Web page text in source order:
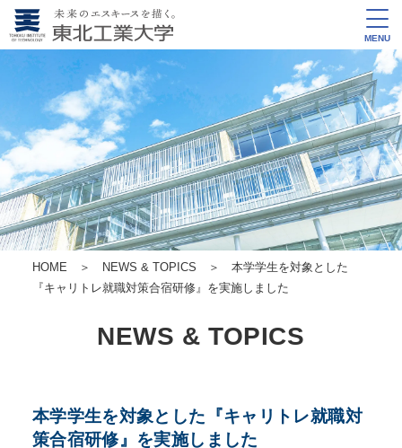
MENU
HOME ＞ NEWS & TOPICS ＞ 本学学生を対象とした
『キャリトレ就職対策合宿研修』を実施しました
NEWS & TOPICS
本学学生を対象とした『キャリトレ就職対
策合宿研修』を実施しました